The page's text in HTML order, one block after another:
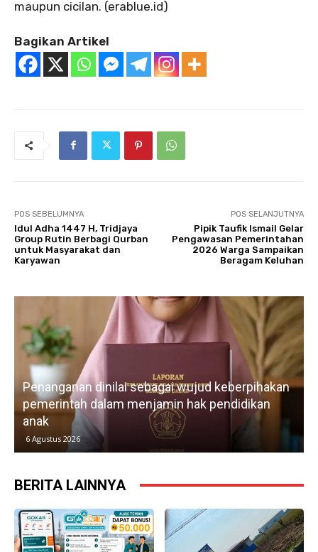
maupun cicilan. (erablue.id)
Bagikan Artikel
POS SEBELUMNYA
Idul Adha 1447 H, Tridjaya
Group Rutin Berbagi Qurban
untuk Masyarakat dan
Karyawan
POS SELANJUTNYA
Pipik Taufik Ismail Gelar
Pengawasan Pemerintahan
2026 Warga Sampaikan
Beragam Keluhan
Lebih dari tiga tahun membangun organisasi,
IWO Indonesia DPD Karawang terus
memperkuat profesionalisme, advokasi
kebebasan pers, dan kemitraan lintas sektor.
5 Agustus 2026
BERITA LAINNYA